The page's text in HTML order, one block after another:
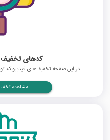
کدهای تخفیف
در این صفحه تخفیف‌های فیدیبو که
مشاهده